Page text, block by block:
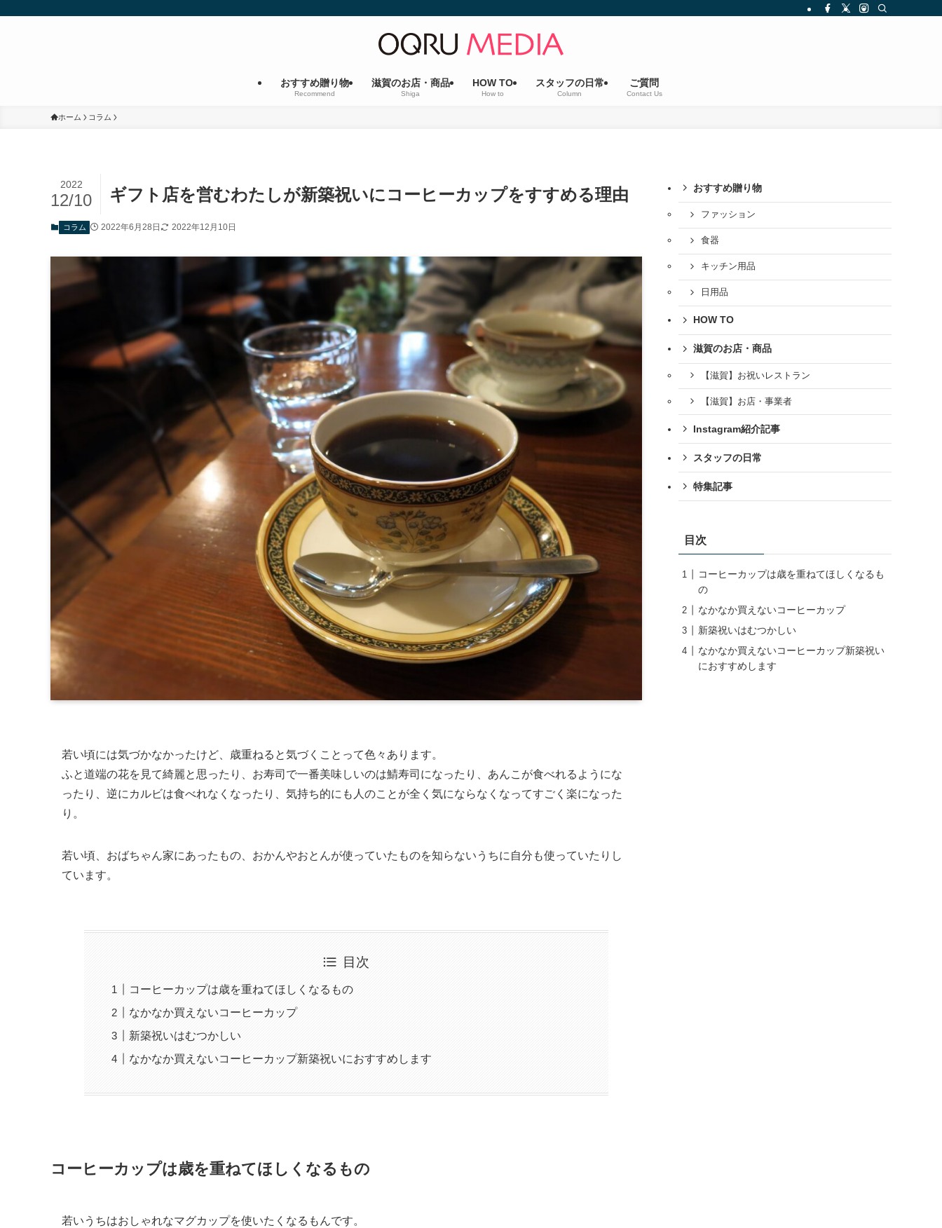
おすすめ贈り物
Recommend
滋賀のお店・商品
Shiga
HOW TO
How to
スタッフの日常
Column
ご質問
Contact Us
ホーム コラム
ギフト店を営むわたしが新築祝いにコーヒーカップをすすめる理由
2022
12/10
コラム 2022年6月28日 2022年12月10日
若い頃には気づかなかったけど、歳重ねると気づくことって色々あります。
ふと道端の花を見て綺麗と思ったり、お寿司で一番美味しいのは鯖寿司になったり、あんこが食べれるようにな
ったり、逆にカルビは食べれなくなったり、気持ち的にも人のことが全く気にならなくなってすごく楽になった
り。
若い頃、おばちゃん家にあったもの、おかんやおとんが使っていたものを知らないうちに自分も使っていたりし
ています。
目次
コーヒーカップは歳を重ねてほしくなるもの
なかなか買えないコーヒーカップ
新築祝いはむつかしい
なかなか買えないコーヒーカップ新築祝いにおすすめします
コーヒーカップは歳を重ねてほしくなるもの
若いうちはおしゃれなマグカップを使いたくなるもんです。
おすすめ贈り物
ファッション
食器
キッチン用品
日用品
HOW TO
滋賀のお店・商品
【滋賀】お祝いレストラン
【滋賀】お店・事業者
Instagram紹介記事
スタッフの日常
特集記事
目次
コーヒーカップは歳を重ねてほしくなるも
の
なかなか買えないコーヒーカップ
新築祝いはむつかしい
なかなか買えないコーヒーカップ新築祝い
におすすめします